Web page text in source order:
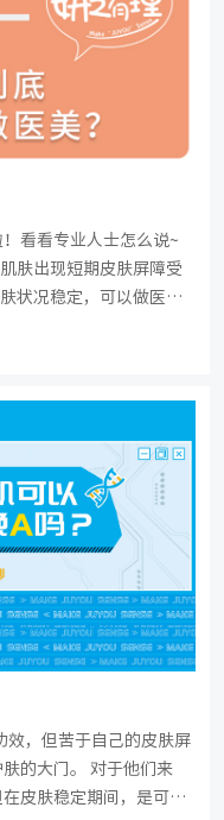
看看专业人士怎么说~
肤出现短期皮肤屏障受
状况稳定，可以做医美
，但苦于自己的皮肤屏
的大门。 对于他们来
皮肤稳定期间，是可以